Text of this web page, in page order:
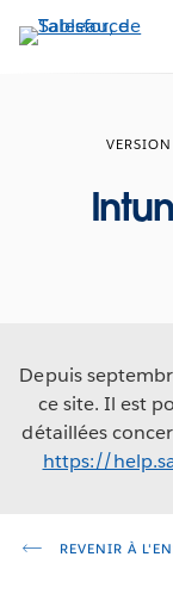
Aller
au
Depuis
ce site. Il est
détaillées
https://
REVENIR À